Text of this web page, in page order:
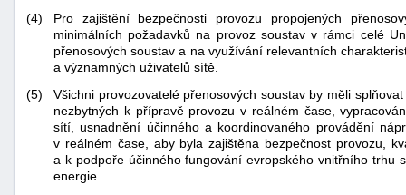
(4)
Pro zajištění bezpečnosti provozu propojených
minimálních požadavků na provoz soustav v rámci celé
přenosových soustav a na využívání relevantních
a významných uživatelů sítě.
(5)
Všichni provozovatelé přenosových soustav by měli
nezbytných k přípravě provozu v reálném čase,
sítí, usnadnění účinného a koordinovaného provádění
v reálném čase, aby byla zajištěna bezpečnost provozu,
a k podpoře účinného fungování evropského vnitřního trhu
energie.